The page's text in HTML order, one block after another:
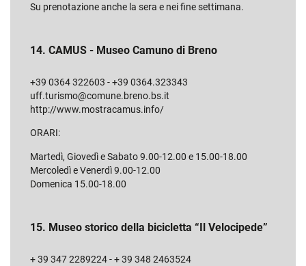
Su prenotazione anche la sera e nei fine settimana.
14. CAMUS - Museo Camuno di Breno
+39 0364 322603 - +39 0364.323343
uff.turismo@comune.breno.bs.it
http://www.mostracamus.info/
ORARI:
Martedì, Giovedì e Sabato 9.00-12.00 e 15.00-18.00
Mercoledì e Venerdì 9.00-12.00
Domenica 15.00-18.00
15. Museo storico della bicicletta “Il Velocipede”
+ 39 347 2289224 - + 39 348 2463524